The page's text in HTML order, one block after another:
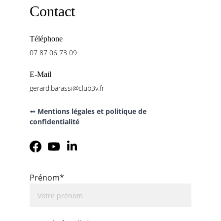
Contact
Téléphone
07 87 06 73 09
E-Mail
gerard.barassi@club3v.fr
Prénom*
➻ Mentions légales et politique de
confidentialité